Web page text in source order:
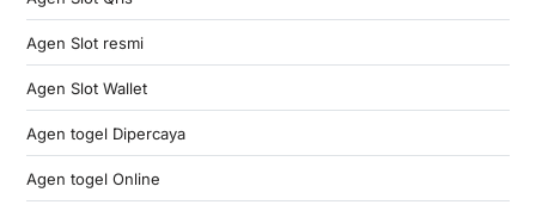
Agen Slot resmi
Agen Slot Wallet
Agen togel Dipercaya
Agen togel Online